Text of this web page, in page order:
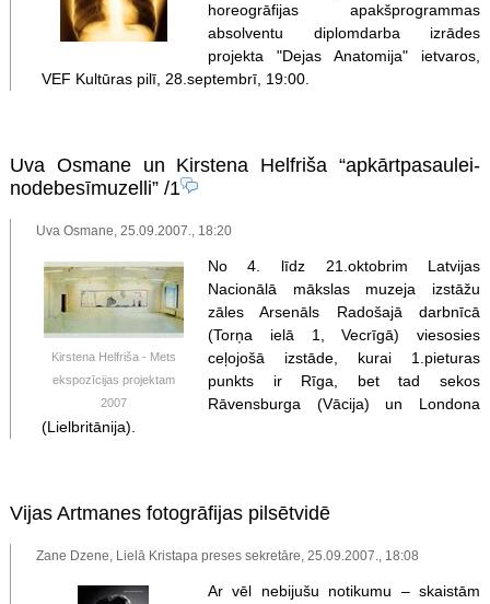
horeogrāfijas apakšprogrammas
absolventu diplomdarba izrādes
projekta "Dejas Anatomija" ietvaros,
VEF Kultūras pilī, 28.septembrī, 19:00.
Uva Osmane un Kirstena Helfriša “apkārtpasaulei-
nodebesīmuzelli”/1
Uva Osmane, 25.09.2007., 18:20
Kirstena Helfriša - Mets
ekspozīcijas projektam
2007
No 4. līdz 21.oktobrim Latvijas
Nacionālā mākslas muzeja izstāžu
zāles Arsenāls Radošajā darbnīcā
(Torņa ielā 1, Vecrīgā) viesosies
ceļojošā izstāde, kurai 1.pieturas
punkts ir Rīga, bet tad sekos
Rāvensburga (Vācija) un Londona
(Lielbritānija).
Vijas Artmanes fotogrāfijas pilsētvidē
Zane Dzene, Lielā Kristapa preses sekretāre, 25.09.2007., 18:08
Ar vēl nebijušu notikumu – skaistām